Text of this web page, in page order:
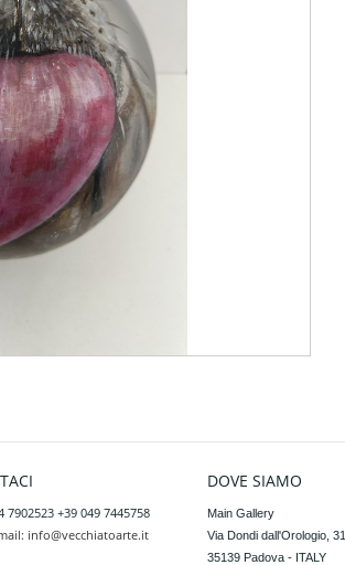
7902523 +39 049 7445758
info@vecchiatoarte.it
DOVE SIAMO
Main Gallery
Via Dondi dall'Orologio, 31
35139 Padova - ITALY